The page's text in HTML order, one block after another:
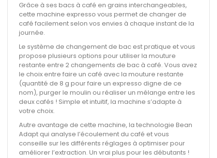
Grâce à ses bacs à café en grains interchangeables,
cette machine expresso vous permet de changer de
café facilement selon vos envies à chaque instant de la
journée.
Le système de changement de bac est pratique et vous
propose plusieurs options pour utiliser la mouture
restante entre 2 changements de bac à café. Vous avez
le choix entre faire un café avec la mouture restante
(quantité de 8 g pour faire un expresso digne de ce
nom), purger le moulin ou réaliser un mélange entre les
deux cafés ! Simple et intuitif, la machine s’adapte à
votre choix.
Autre avantage de cette machine, la technologie Bean
Adapt qui analyse l’écoulement du café et vous
conseille sur les différents réglages à optimiser pour
améliorer l’extraction. Un vrai plus pour les débutants !